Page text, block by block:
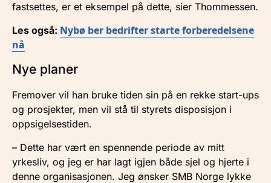
fastsettes, er et eksempel på dette, sier Thommessen.
Les også: Nybø ber bedrifter starte forberedelsene
nå
Nye planer
Fremover vil han bruke tiden sin på en rekke start-ups
og prosjekter, men vil stå til styrets disposisjon i
oppsigelsestiden.
– Dette har vært en spennende periode av mitt
yrkesliv, og jeg er har lagt igjen både sjel og hjerte i
denne organisasjonen. Jeg ønsker SMB Norge lykke